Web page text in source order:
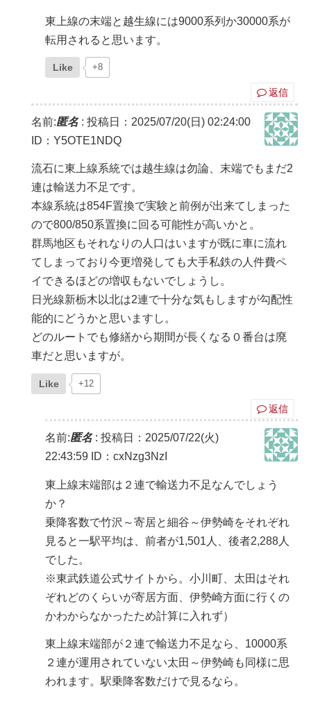
東上線の末端と越生線には9000系列か30000系が
転用されると思います。
Like +8
返信
名前:匿名: 投稿日：2025/07/20(日) 02:24:00
ID：Y5OTE1NDQ
流石に東上線系統では越生線は勿論、末端でもまだ2
連は輸送力不足です。
本線系統は854F置換で実験と前例が出来てしまった
ので800/850系置換に回る可能性が高いかと。
群馬地区もそれなりの人口はいますが既に車に流れ
てしまっており今更増発しても大手私鉄の人件費ペ
イできるほどの増収もないでしょうし。
日光線新栃木以北は2連で十分な気もしますが勾配性
能的にどうかと思いますし。
どのルートでも修繕から期間が長くなる０番台は廃
車だと思いますが。
Like +12
返信
名前:匿名: 投稿日：2025/07/22(火)
22:43:59 ID：cxNzg3NzI
東上線末端部は２連で輸送力不足なんでしょう
か？
乗降客数で竹沢～寄居と細谷～伊勢崎をそれぞれ
見ると一駅平均は、前者が1,501人、後者2,288人
でした。
※東武鉄道公式サイトから。小川町、太田はそれ
ぞれどのくらいが寄居方面、伊勢崎方面に行くの
かわからなかったため計算に入れず）
東上線末端部が２連で輸送力不足なら、10000系
２連が運用されていない太田～伊勢崎も同様に思
われます。駅乗降客数だけで見るなら。